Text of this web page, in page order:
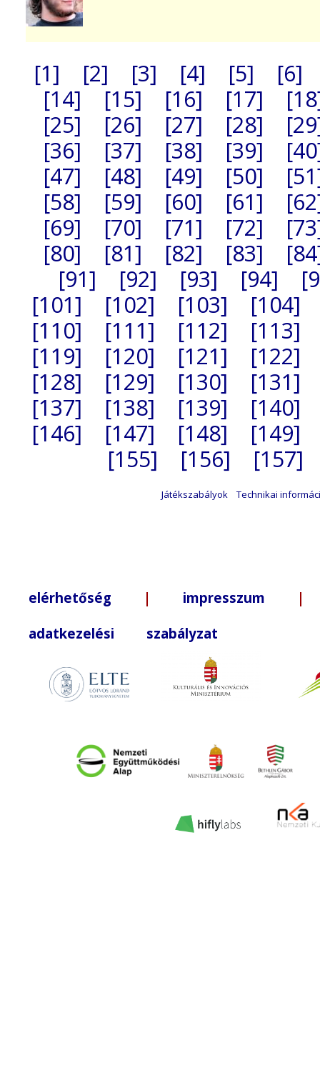
[1] [2] [3] [4] [5]
[6]
[14]
[15] [16] [17]
[25]
[26] [27] [28]
[36]
[37] [38] [39]
[47]
[48] [49] [50]
[58]
[59] [60] [61]
[69]
[70] [71] [72]
[80]
[81] [82] [83]
[91]
[92] [93] [94]
[101]
[102] [103]
[104]
[110]
[111] [112]
[113]
[119]
[120] [121]
[122]
[128]
[129] [130]
[131]
[137]
[138] [139]
[140]
[146]
[147] [148]
[149]
[155]
[156] [157]
Játékszabályok Technikai
elérhetőség | impresszum |
adatkezelési szabályzat